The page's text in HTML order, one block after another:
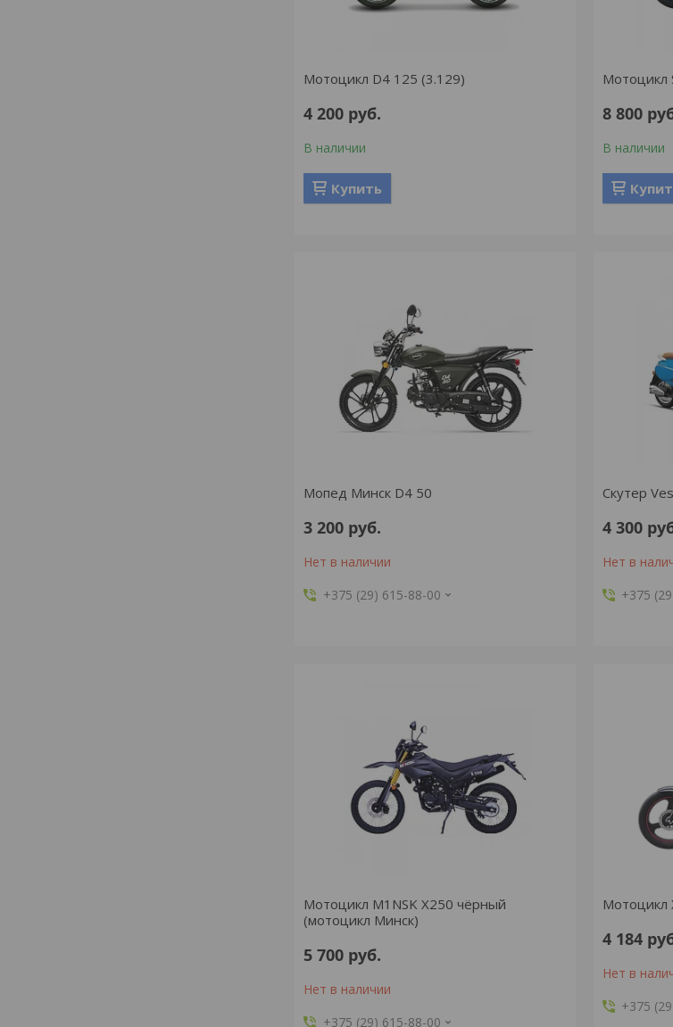
Мотоцикл D4 125 (3.129)
4 200 руб.
В наличии
Купить
Мотоцикл
8 800
В наличии
Мопед Минск D4 50
3 200 руб.
Нет в наличии
+375 (29) 615-88-00
Скутер
4 300
Нет в
+375
Мотоцикл M1NSK X250 чёрный
(мотоцикл Минск)
5 700 руб.
Нет в наличии
+375 (29) 615-88-00
Мотоцикл
4 184
Нет в
+375